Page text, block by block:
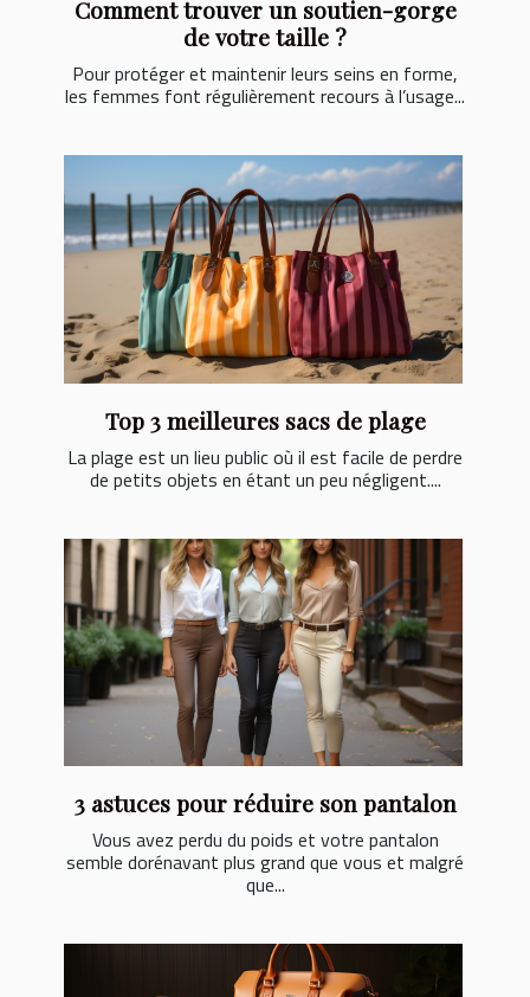
Comment trouver un soutien-gorge
de votre taille ?
Pour protéger et maintenir leurs seins en forme,
les femmes font régulièrement recours à l’usage...
Top 3 meilleures sacs de plage
La plage est un lieu public où il est facile de perdre
de petits objets en étant un peu négligent....
3 astuces pour réduire son pantalon
Vous avez perdu du poids et votre pantalon
semble dorénavant plus grand que vous et malgré
que...